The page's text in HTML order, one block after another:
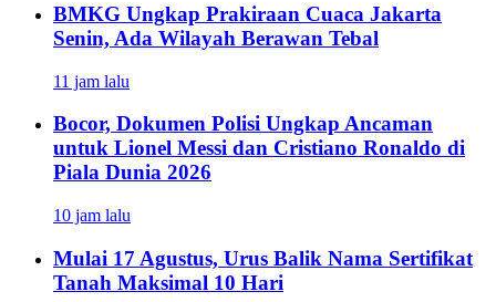
BMKG Ungkap Prakiraan Cuaca Jakarta
Senin, Ada Wilayah Berawan Tebal
11 jam lalu
Bocor, Dokumen Polisi Ungkap Ancaman
untuk Lionel Messi dan Cristiano Ronaldo di
Piala Dunia 2026
10 jam lalu
Mulai 17 Agustus, Urus Balik Nama Sertifikat
Tanah Maksimal 10 Hari